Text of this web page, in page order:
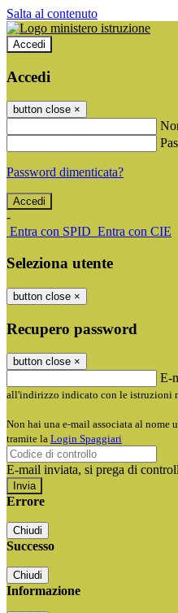
Salta al contenuto
Accedi
Accedi
button close ×
Password dimenticata?
-
Entra con SPID Entra con CIE
Seleziona utente
button close ×
Recupero password
button close ×
E-
all'indirizzo indicato con le istruzioni
Non hai una e-mail associata al nome
tramite la Login Spaggiari
E-mail inviata, si prega di
Errore
Chiudi
Successo
Chiudi
Informazione